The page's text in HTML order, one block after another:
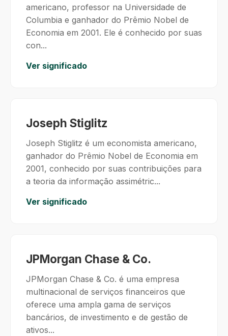
americano, professor na Universidade de
Columbia e ganhador do Prêmio Nobel de
Economia em 2001. Ele é conhecido por suas
con...
Ver significado
Joseph Stiglitz
Joseph Stiglitz é um economista americano,
ganhador do Prêmio Nobel de Economia em
2001, conhecido por suas contribuições para
a teoria da informação assimétric...
Ver significado
JPMorgan Chase & Co.
JPMorgan Chase & Co. é uma empresa
multinacional de serviços financeiros que
oferece uma ampla gama de serviços
bancários, de investimento e de gestão de
ativos...